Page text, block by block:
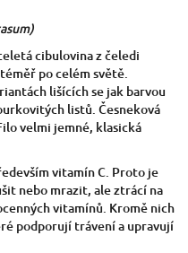
cibulovina z čeledi
po celém světě.
lišících se jak barvou
listů. Česneková
velmi jemné, klasická
vitamín C. Proto je
nebo mrazit, ale ztrácí na
vitamínů. Kromě nich
podporují trávení a upravují